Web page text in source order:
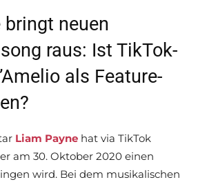
neuen
raus: Ist TikTok-
als Feature-
Liam Payne hat via TikTok
am 30. Oktober 2020 einen
wird. Bei dem musikalischen